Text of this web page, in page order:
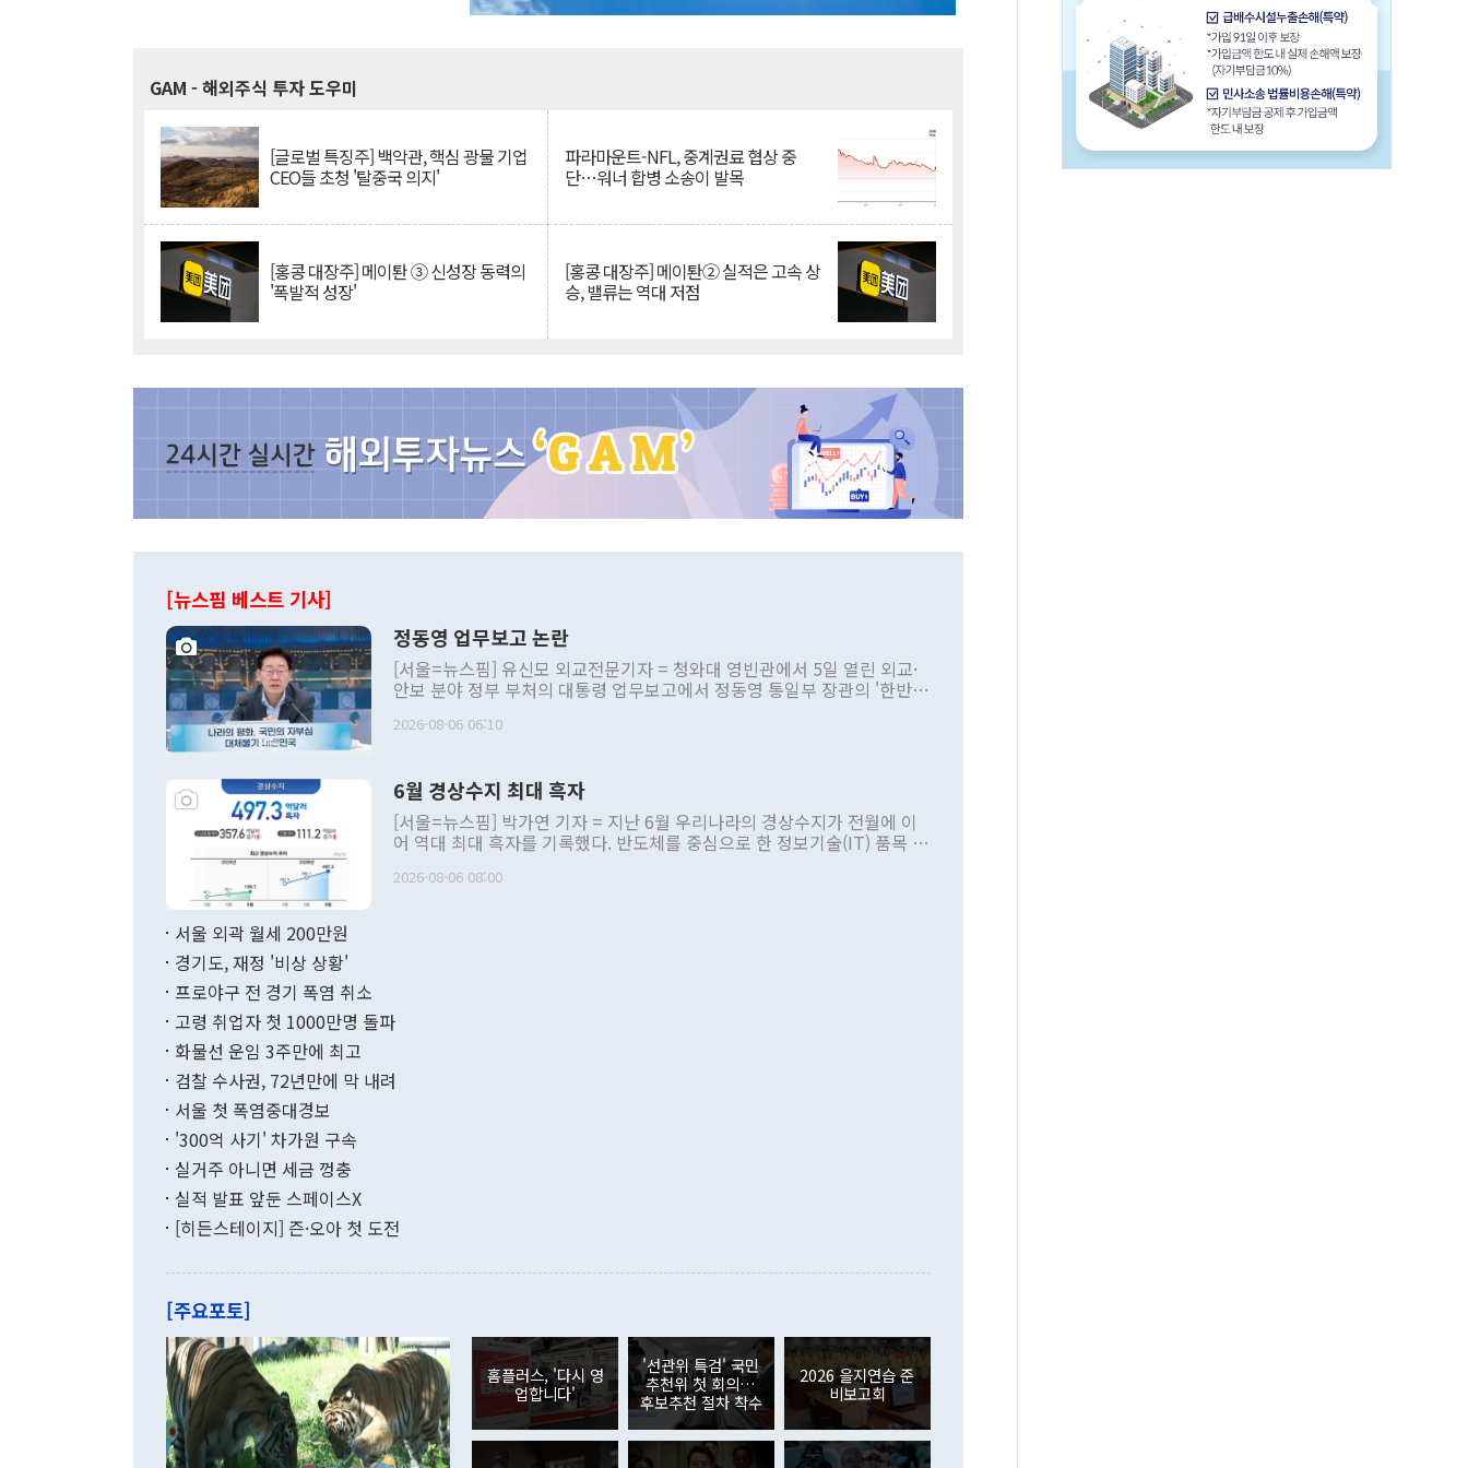
GAM - 해외주식 투자 도우미
[글로벌 특징주] 백악관, 핵심 광물 기업
CEO들 초청 '탈중국 의지'
파라마운트-NFL, 중계권료 협상 중
단…워너 합병 소송이 발목
[홍콩 대장주] 메이퇀 ③ 신성장 동력의
'폭발적 성장'
[홍콩 대장주] 메이퇀② 실적은 고속 상
승, 밸류는 역대 저점
[뉴스핌 베스트 기사]
정동영 업무보고 논란
[서울=뉴스핌] 유신모 외교전문기자 = 청와대 영빈관에서 5일 열린 외교·
안보 분야 정부 부처의 대통령 업무보고에서 정동영 통일부 장관의 '한반도
발언 중에는 정부 내 조율을 거치지 않은 사안을 정책으로 추진하겠다고 공
주의적 희망에 근거한 비현실적 구상'이라는 비판을 내놨다. 그동안 정 장
관의 대북 정책 관련 발언이 물의를 빚은 적은 여러 번 있지만 대통령과 유
관 부처 장관이 공개적으로 부정적 입장을 표명한 것은 이례적이다. 정 장
관의 무리한 대북 접근법과 월권을 제어해야 한다는 목소리도 높아지고 있
다. [정동영 통일부 장관이 지난달 23일 오후 서울 종로구 정부서울청사에
무너졌다고도 했다. 또 "현 시점에서 흘러간 선(先)비핵화만 되뇌는 것은
함께 4자 대화의 동력을 확보하기 위해 최선을 다할 것"이라고 말했다. 하
"우리의 선의대로 하는 게 과연 한반도의 평화와 안정에 플러스냐, 결론적
관은 업무보고 사후 브리핑에서 정 장관이 언급한 '4자 회담'에 대해 "이상
이 9월 러시아 블라디보스토크에서 열리는 '동방경제포럼(EEF)'을 언급하
며 "정부 차원에서 (참석을) 검토하고 있다"고 발언한 데 대해서도 조 장관
은 "그것은 외교부의 몫"이라며 "아직 거기까지 진도가 나가지 않았다"고
잘랐다. 정 장관이 이날 소개한 대북 구상과 설명은 정부 내 조율을 거치지
않았다는 점에서 문제가 있다. 특히 주적 표현 대체와 국호 사용, 9·19 군
사합의 복원, 4자회담 추진 등은 통일부 장관이 결정할 사안이 아니어서 월
권이라는 지적이 나오고 있다. 이 대통령은 정 장관의 업무보고를 듣고 난
2026-08-06 06:10
6월 경상수지 최대 흑자
[서울=뉴스핌] 박가연 기자 = 지난 6월 우리나라의 경상수지가 전월에 이
어 역대 최대 흑자를 기록했다. 반도체를 중심으로 한 정보기술(IT) 품목 수
료=한국은행] 한국은행이 6일 발표한 '2026년 6월 국제수지(잠정)'에 따르
며 월간 기준 처음으로 1000억달러를 넘어섰다. 상품수입은 644억8000만
196.9% 급증했고 컴퓨터·주변기기(SSD)는 282.7% 증가했다. IT 품목
수출은 160.4% 늘었으며 비IT 품목도 ▲석유제품(47.5%) ▲화공품
기록했지만 지식재산권사용료수지는 전월 흑자에서 4억4000만달러 적자
로 전환됐다. 본원소득수지는 배당소득을 중심으로 32억7000만달러 흑자
는 배당수입이 늘어난 데다 전월 분기배당에 따른 기저효과로 배당지급이
였던 올해 3월(369억9000만달러)을 넘어선 것이다. 직접투자에서는 내국
인의 해외투자가 80억1000만달러, 외국인의 국내투자가 46억3000만달러
각각 증가했다. 증권투자에서는 외국인의 국내 주식 매도세가 이어졌다. 외
국인의 국내 주식 투자는 차익실현 매도 등의 영향으로 316억1000만달러
감소하며 전월(-310억5000만달러)에 이어 역대 최대 순매도 기록을 다시
경신했다. 외국인의 국내 채권투자는 세계국채지수(WGBI) 자금 유입에도
2026-08-06 08:00
서울 외곽 월세 200만원
경기도, 재정 '비상 상황'
프로야구 전 경기 폭염 취소
고령 취업자 첫 1000만명 돌파
화물선 운임 3주만에 최고
검찰 수사권, 72년만에 막 내려
서울 첫 폭염중대경보
'300억 사기' 차가원 구속
실거주 아니면 세금 껑충
실적 발표 앞둔 스페이스X
[히든스테이지] 즌·오아 첫 도전
[주요포토]
홈플러스, '다시 영
업합니다'
'선관위 특검' 국민
추천위 첫 회의…
후보추천 절차 착수
2026 을지연습 준
비보고회